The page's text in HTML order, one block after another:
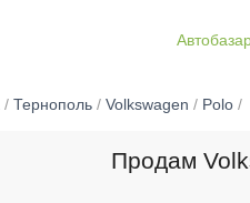
/ Тернополь/ Volkswagen / Polo/
Продам